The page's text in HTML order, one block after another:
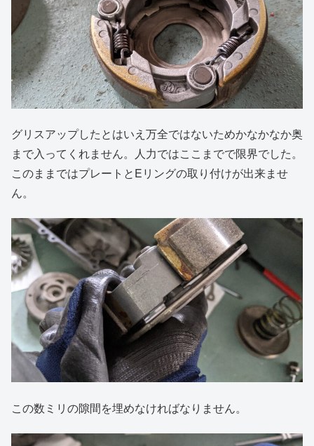
グリスアップしたとはいえ万全ではないためかなかなか奥
まで入ってくれません。人力ではここまでで限界でした。
このままではプレートとEリングの取り付けが出来ませ
ん。
この数ミリの隙間を埋めなければなりません。